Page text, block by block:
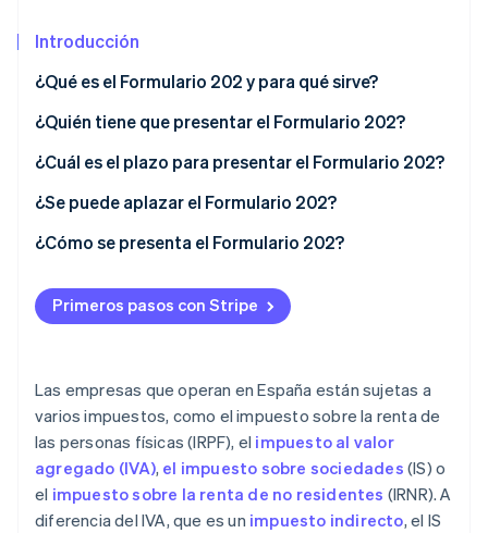
Descubre cómo Stripe construye la infraestructura
Ecosistema
Socios
Stripe App Marketplace
Introducción
¿Qué es el Formulario 202 y para qué sirve?
¿Quién tiene que presentar el Formulario 202?
¿Cuál es el plazo para presentar el Formulario 202?
¿Se puede aplazar el Formulario 202?
¿Cómo se presenta el Formulario 202?
Primeros pasos con Stripe
Las empresas que operan en España están sujetas a
varios impuestos, como el impuesto sobre la renta de
las personas físicas (IRPF), el impuesto al valor
agregado (IVA), el impuesto sobre sociedades(IS) o
el impuesto sobre la renta de no residentes (IRNR). A
diferencia del IVA, que es un impuesto indirecto, el IS